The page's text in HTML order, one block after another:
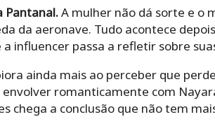
Pantanal.A mulher não dá sorte e o
da aeronave. Tudo acontece
influencer passa a refletir sobre
ainda mais ao perceber que
romanticamente com
chega a conclusão que não tem